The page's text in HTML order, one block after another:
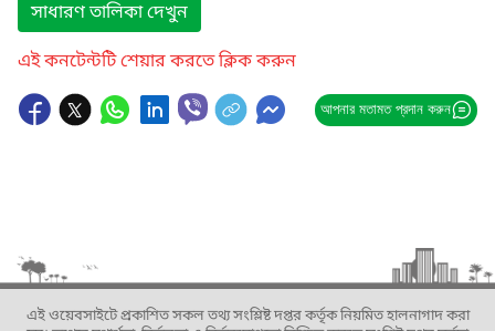
সাধারণ তালিকা দেখুন
এই কনটেন্টটি শেয়ার করতে ক্লিক করুন
আপনার মতামত প্রদান করুন
এই ওয়েবসাইটে প্রকাশিত সকল তথ্য সংশ্লিষ্ট দপ্তর কর্তৃক নিয়মিত হালনাগাদ করা